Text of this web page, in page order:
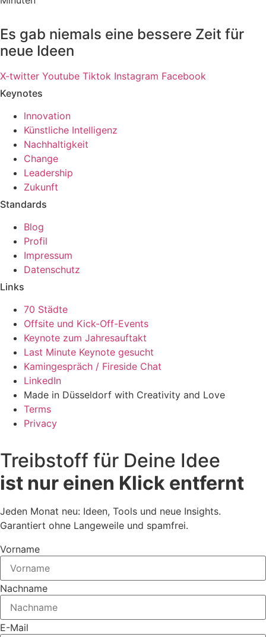
Es gab niemals eine bessere Zeit für
neue Ideen
X-twitter Youtube Tiktok Instagram Facebook
Keynotes
lnnovation
Künstliche Intelligenz
Nachhaltigkeit
Change
Leadership
Zukunft
Standards
Blog
Profil
Impressum
Datenschutz
Links
70 Städte
Offsite und Kick-Off-Events
Keynote zum Jahresauftakt
Last Minute Keynote gesucht
Kamingespräch / Fireside Chat
LinkedIn
Made in Düsseldorf with Creativity and Love
Terms
Privacy
Treibstoff für Deine Idee
ist nur einen Klick entfernt
Jeden Monat neu: Ideen, Tools und neue Insights.
Garantiert ohne Langeweile und spamfrei.
Vorname
Nachname
E-Mail